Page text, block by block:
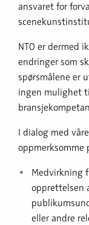
ansvaret for
NTO er dermed
endringer som
spørsmålene er
ingen mulighet
I dialog med
oppmerksomme
Medvirkning
opprettelsen
eller andre